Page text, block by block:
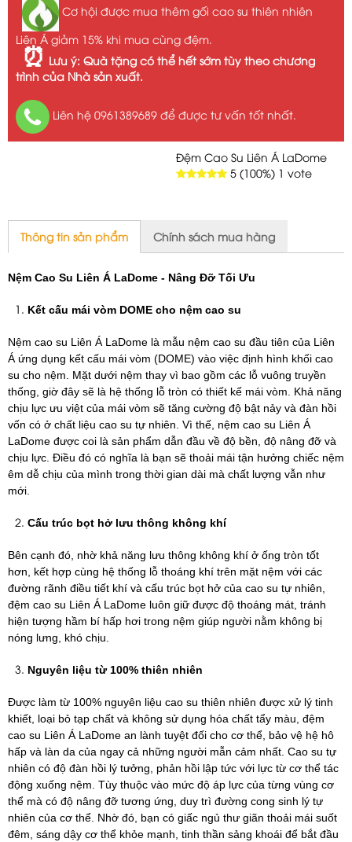
Cơ hội được mua thêm gối cao su thiên nhiên
Liên Á giảm 15% khi mua cùng đệm.
⏰ Lưu ý: Quà tặng có thể hết sớm tùy theo chương
trình của Nhà sản xuất.
Liên hệ 0961389689 để được tư vấn tốt nhất.
Đệm Cao Su Liên Á LaDome
5 (100%) 1 vote
Thông tin sản phẩm Chính sách mua hàng
Nệm Cao Su Liên Á LaDome - Nâng Đỡ Tối Ưu
Kết cấu mái vòm DOME cho nệm cao su
Nệm cao su Liên Á LaDome là mẫu nệm cao su đầu tiên của Liên
Á ứng dụng kết cấu mái vòm (DOME) vào việc định hình khối cao
su cho nệm. Mặt dưới nệm thay vì bao gồm các lỗ vuông truyền
thống, giờ đây sẽ là hệ thống lỗ tròn có thiết kế mái vòm. Khả năng
chịu lực ưu việt của mái vòm sẽ tăng cường độ bật nảy và đàn hồi
vốn có ở chất liệu cao su tự nhiên. Vì thế, nệm cao su Liên Á
LaDome được coi là sản phẩm dẫn đầu về độ bền, độ nâng đỡ và
chịu lực. Điều đó có nghĩa là bạn sẽ thoải mái tận hưởng chiếc nệm
êm dễ chịu của mình trong thời gian dài mà chất lượng vẫn như
mới.
Cấu trúc bọt hở lưu thông không khí
Bên cạnh đó, nhờ khả năng lưu thông không khí ở ống tròn tốt
hơn, kết hợp cùng hệ thống lỗ thoáng khí trên mặt nệm với các
đường rãnh điều tiết khí và cấu trúc bọt hở của cao su tự nhiên,
đệm cao su Liên Á LaDome luôn giữ được độ thoáng mát, tránh
hiện tượng hầm bí hấp hơi trong nệm giúp người nằm không bị
nóng lưng, khó chịu.
Nguyên liệu từ 100% thiên nhiên
Được làm từ 100% nguyên liệu cao su thiên nhiên được xử lý tinh
khiết, loại bỏ tạp chất và không sử dụng hóa chất tẩy màu, đệm
cao su Liên Á LaDome an lành tuyệt đối cho cơ thể, bảo vệ hệ hô
hấp và làn da của ngay cả những người mẫn cảm nhất. Cao su tự
nhiên có độ đàn hồi lý tưởng, phản hồi lập tức với lực từ cơ thể tác
động xuống nệm. Tùy thuộc vào mức độ áp lực của từng vùng cơ
thể mà có độ nâng đỡ tương ứng, duy trì đường cong sinh lý tự
nhiên của cơ thể. Nhờ đó, bạn có giấc ngủ thư giãn thoải mái suốt
đêm, sáng dậy cơ thể khỏe mạnh, tinh thần sảng khoái để bắt đầu